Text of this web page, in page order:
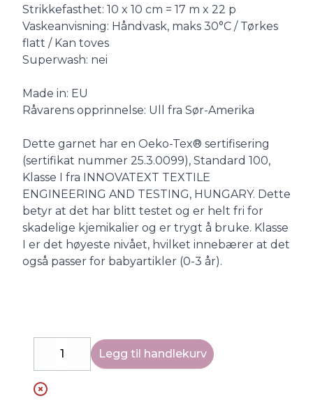
Strikkefasthet: 10 x 10 cm = 17 m x 22 p
Vaskeanvisning: Håndvask, maks 30°C / Tørkes
flatt / Kan toves
Superwash: nei
Made in: EU
Råvarens opprinnelse: Ull fra Sør-Amerika
Dette garnet har en Oeko-Tex® sertifisering
(sertifikat nummer 25.3.0099), Standard 100,
Klasse I fra INNOVATEXT TEXTILE
ENGINEERING AND TESTING, HUNGARY. Dette
betyr at det har blitt testet og er helt fri for
skadelige kjemikalier og er trygt å bruke. Klasse
I er det høyeste nivået, hvilket innebærer at det
også passer for babyartikler (0-3 år).
DecreaseIncrease
Legg til handlekurv